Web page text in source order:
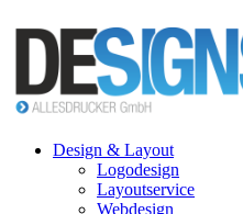
Design & Layout
Logodesign
Layoutservice
Webdesign